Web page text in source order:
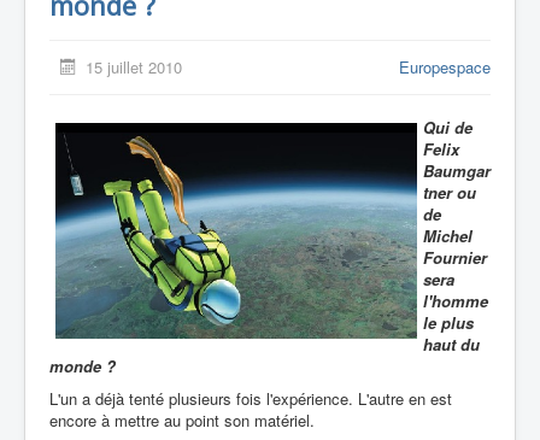
15 juillet 2010 Europespace
Qui de
Felix
Baumgar
tner ou
de
Michel
Fournier
sera
l'homme
le plus
haut du
monde ?
L'un a déjà tenté plusieurs fois l'expérience. L'autre en est
encore à mettre au point son matériel.